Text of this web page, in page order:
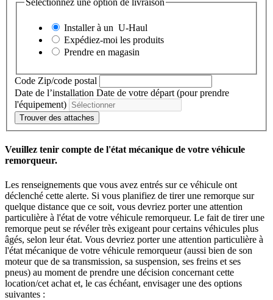
Sélectionnez une option de livraison
Installer à un U-Haul
Expédiez-moi les produits
Prendre en magasin
Code Zip/code postal
Date de l’installation Date de votre départ (pour prendre
l'équipement)
Trouver des attaches
Veuillez tenir compte de l'état mécanique de votre véhicule
remorqueur.
Les renseignements que vous avez entrés sur ce véhicule ont
déclenché cette alerte. Si vous planifiez de tirer une remorque sur
quelque distance que ce soit, vous devriez porter une attention
particulière à l'état de votre véhicule remorqueur. Le fait de tirer une
remorque peut se révéler très exigeant pour certains véhicules plus
âgés, selon leur état. Vous devriez porter une attention particulière à
l'état mécanique de votre véhicule remorqueur (aussi bien de son
moteur que de sa transmission, sa suspension, ses freins et ses
pneus) au moment de prendre une décision concernant cette
location/cet achat et, le cas échéant, envisager une des options
suivantes :